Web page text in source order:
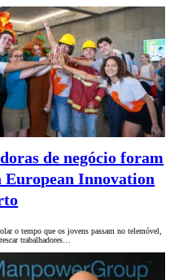
de negócio foram
European Innovation
o tempo que os jovens passam no telemóvel,
trabalhadores…